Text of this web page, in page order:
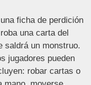
ficha de perdición
una carta del
saldrá un monstruo.
jugadores pueden
robar cartas o